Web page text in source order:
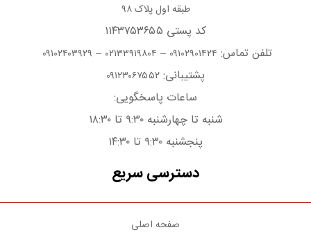
طبقه اول پلاک ۹۸
کد پستی ۱۱۴۳۷۵۳۶۵۵
تلفن تماس: ۰۹۱۰۲۹۰۱۴۲۴ – ۰۲۱۳۳۹۱۹۸۰۴ – ۰۹۱۰۲۴۰۳۹۲۹
پشتیبانی: ۰۹۱۲۳۰۶۷۵۵۲
ساعات پاسخگویی:
شنبه تا چهارشنبه ۹:۳۰ تا ۱۸:۳۰
پنجشنبه ۹:۳۰ تا ۱۴:۳۰
دسترسی سریع
صفحه اصلی